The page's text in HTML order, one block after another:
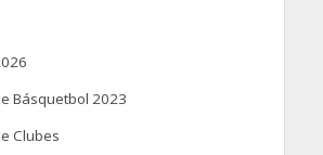
Básquetbol 2023
Clubes